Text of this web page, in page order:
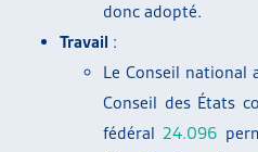
donc adopté.
Travail :
Le Conseil national
Conseil des États
fédéral24.096